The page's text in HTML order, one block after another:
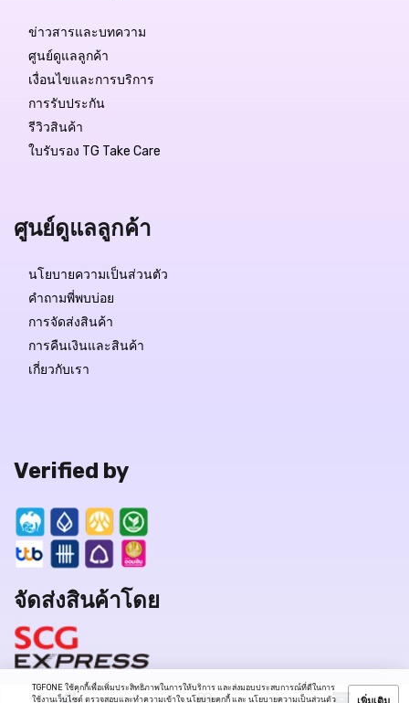
ข่าวสารและบทความ
ศูนย์ดูแลลูกค้า
เงื่อนไขและการบริการ
การรับประกัน
รีวิวสินค้า
ใบรับรอง TG Take Care
ศูนย์ดูแลลูกค้า
นโยบายความเป็นส่วนตัว
คำถามพี่พบบ่อย
การจัดส่งสินค้า
การคืนเงินและสินค้า
เกี่ยวกับเรา
Verified by
จัดส่งสินค้าโดย
TGFONE ใช้คุกกี้เพื่อเพิ่มประสิทธิภาพในการให้บริการ และส่งมอบประสบการณ์ที่ดีในการ
ใช้งานเว็บไซต์ ตรวจสอบและทำความเข้าใจ นโยบายคุกกี้ และ นโยบายความเป็นส่วนตัว